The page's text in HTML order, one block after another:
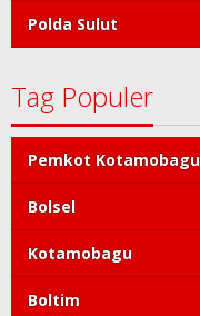
Polda Sulut
Tag Populer
Pemkot Kotamobagu
Bolsel
Kotamobagu
Boltim